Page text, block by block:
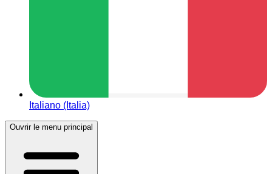
Italiano (Italia)
Ouvrir le menu principal